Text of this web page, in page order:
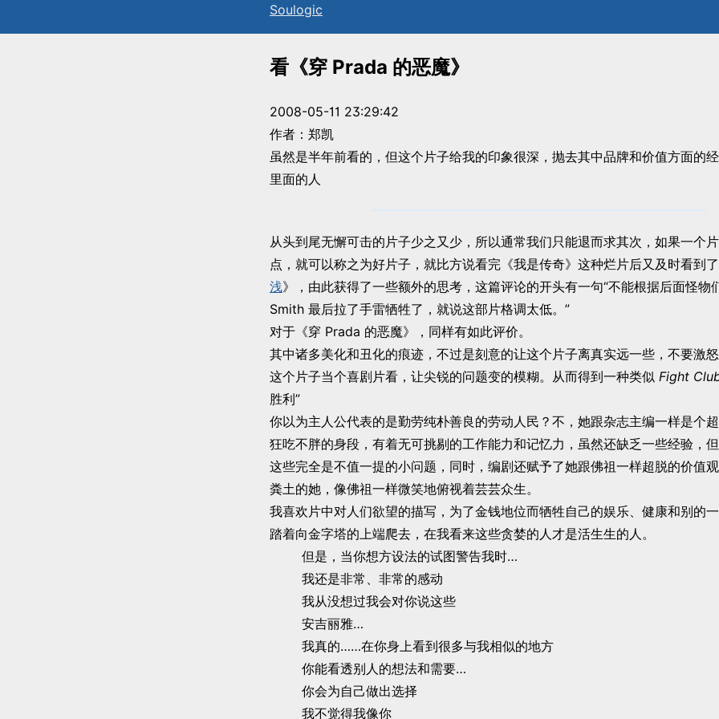
Soulogic
看《穿 Prada 的恶魔》
2008-05-11 23:29:42
作者：郑凯
虽然是半年前看的，但这个片子给我的印象很深，抛去其中品牌和价值方面的
里面的人
从头到尾无懈可击的片子少之又少，所以通常我们只能退而求其次，如果一个
点，就可以称之为好片子，就比方说看完《我是传奇》这种烂片后又及时看到
浅》，由此获得了一些额外的思考，这篇评论的开头有一句“不能根据后面怪物
Smith 最后拉了手雷牺牲了，就说这部片格调太低。”
对于《穿 Prada 的恶魔》，同样有如此评价。
其中诸多美化和丑化的痕迹，不过是刻意的让这个片子离真实远一些，不要激
这个片子当个喜剧片看，让尖锐的问题变的模糊。从而得到一种类似 Fight
胜利”
你以为主人公代表的是勤劳纯朴善良的劳动人民？不，她跟杂志主编一样是个
狂吃不胖的身段，有着无可挑剔的工作能力和记忆力，虽然还缺乏一些经验，
这些完全是不值一提的小问题，同时，编剧还赋予了她跟佛祖一样超脱的价值
粪土的她，像佛祖一样微笑地俯视着芸芸众生。
我喜欢片中对人们欲望的描写，为了金钱地位而牺牲自己的娱乐、健康和别的
踏着向金字塔的上端爬去，在我看来这些贪婪的人才是活生生的人。
但是，当你想方设法的试图警告我时…
我还是非常、非常的感动
我从没想过我会对你说这些
安吉丽雅…
我真的……在你身上看到很多与我相似的地方
你能看透别人的想法和需要…
你会为自己做出选择
我不觉得我像你